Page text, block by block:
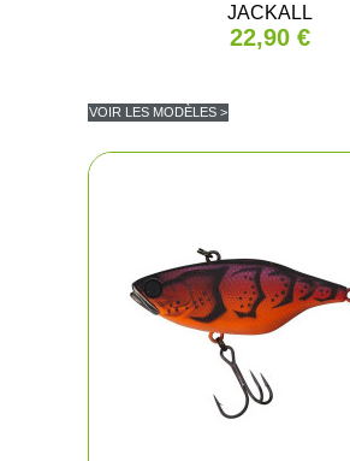
JACKALL
22,90 €
VOIR LES MODÈLES >